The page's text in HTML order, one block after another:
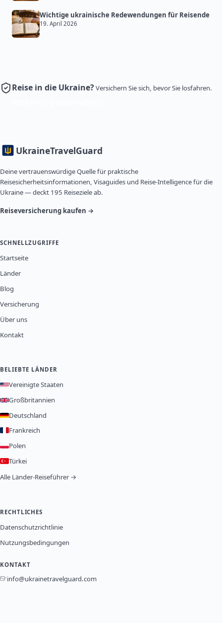
Wichtige ukrainische Redewendungen für Reisende
19. April 2026
Reise in die Ukraine?Versichern Sie sich, bevor Sie losfahren.
UkraineTravelGuard
Deine vertrauenswürdige Quelle für praktische
Reisesicherheitsinformationen, Visaguides und Reise-Intelligence für die
Ukraine — deckt 195 Reiseziele ab.
Reiseversicherung kaufen →
SCHNELLZUGRIFFE
Startseite
Länder
Blog
Versicherung
Über uns
Kontakt
BELIEBTE LÄNDER
Vereinigte Staaten
Großbritannien
Deutschland
Frankreich
Polen
Türkei
Alle Länder-Reiseführer →
RECHTLICHES
Datenschutzrichtlinie
Nutzungsbedingungen
KONTAKT
info@ukrainetravelguard.com